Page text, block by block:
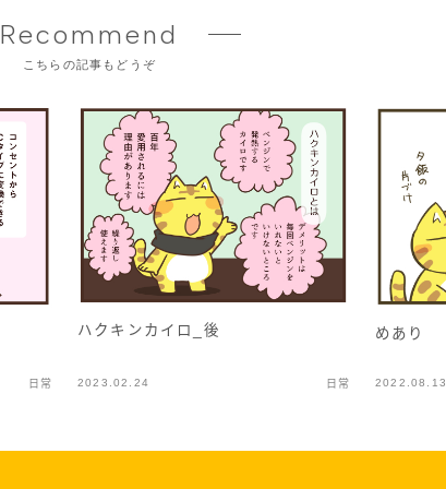
Recommend
こちらの記事もどうぞ
日常
ハクキンカイロ_後
2023.02.24 日常
めあり
2022.08.13